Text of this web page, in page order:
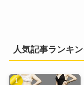
人気記事ランキ